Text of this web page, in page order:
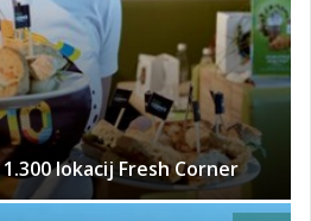
lokacij Fresh Corner